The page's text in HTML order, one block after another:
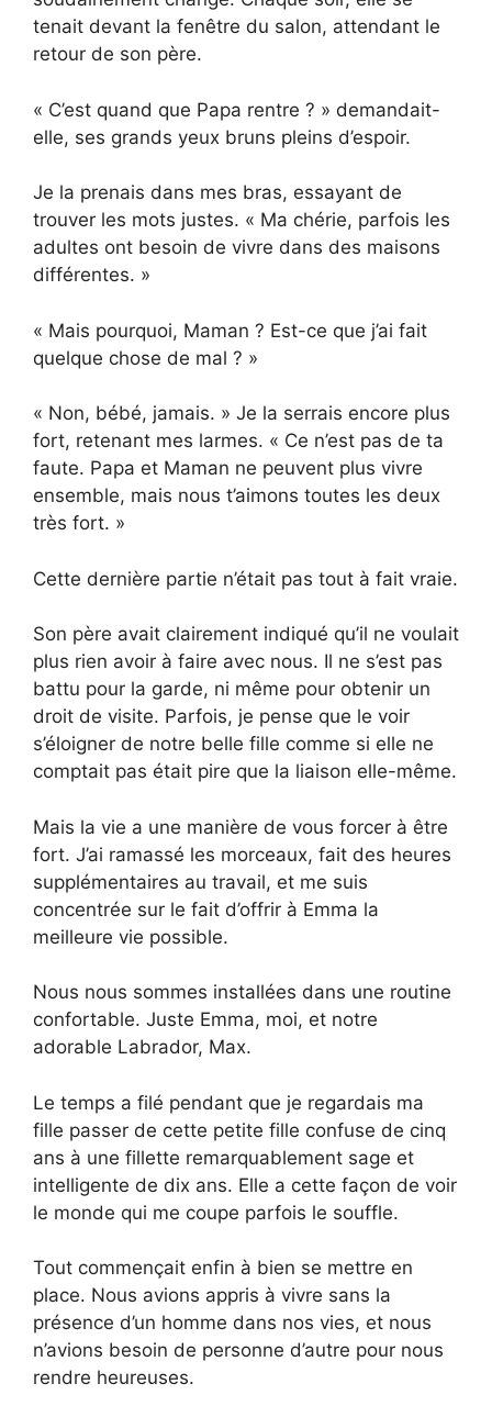
tenait devant la fenêtre du salon, attendant le
retour de son père.
« C’est quand que Papa rentre ? » demandait-
elle, ses grands yeux bruns pleins d’espoir.
Je la prenais dans mes bras, essayant de
trouver les mots justes. « Ma chérie, parfois les
adultes ont besoin de vivre dans des maisons
différentes. »
« Mais pourquoi, Maman ? Est-ce que j’ai fait
quelque chose de mal ? »
« Non, bébé, jamais. » Je la serrais encore plus
fort, retenant mes larmes. « Ce n’est pas de ta
faute. Papa et Maman ne peuvent plus vivre
ensemble, mais nous t’aimons toutes les deux
très fort. »
Cette dernière partie n’était pas tout à fait vraie.
Son père avait clairement indiqué qu’il ne voulait
plus rien avoir à faire avec nous. Il ne s’est pas
battu pour la garde, ni même pour obtenir un
droit de visite. Parfois, je pense que le voir
s’éloigner de notre belle fille comme si elle ne
comptait pas était pire que la liaison elle-même.
Mais la vie a une manière de vous forcer à être
fort. J’ai ramassé les morceaux, fait des heures
supplémentaires au travail, et me suis
concentrée sur le fait d’offrir à Emma la
meilleure vie possible.
Nous nous sommes installées dans une routine
confortable. Juste Emma, moi, et notre
adorable Labrador, Max.
Le temps a filé pendant que je regardais ma
fille passer de cette petite fille confuse de cinq
ans à une fillette remarquablement sage et
intelligente de dix ans. Elle a cette façon de voir
le monde qui me coupe parfois le souffle.
Tout commençait enfin à bien se mettre en
place. Nous avions appris à vivre sans la
présence d’un homme dans nos vies, et nous
n’avions besoin de personne d’autre pour nous
rendre heureuses.